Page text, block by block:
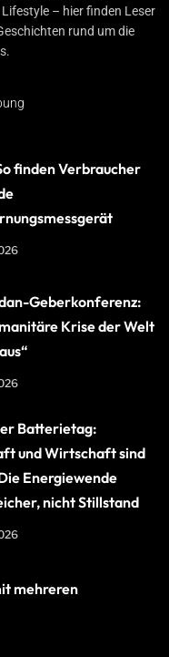
– hier finden Leser
rund um die
finden Verbraucher
Geberkonferenz:
Krise der Welt
Batterietag:
und Wirtschaft sind
Energiewende
nicht Stillstand
mehreren